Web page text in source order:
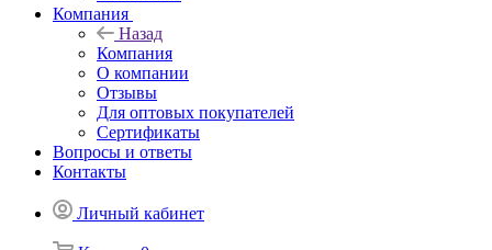
Компания
Назад
Компания
О компании
Отзывы
Для оптовых покупателей
Сертификаты
Вопросы и ответы
Контакты
Личный кабинет